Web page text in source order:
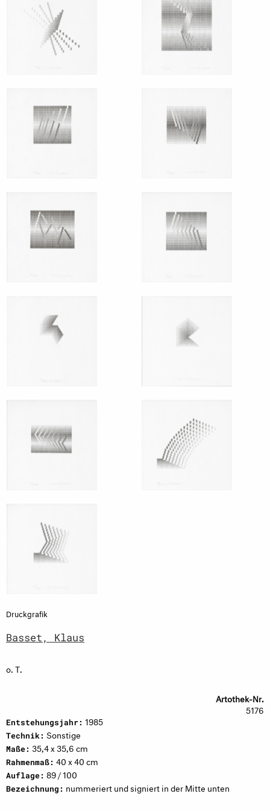
Druckgrafik
Basset, Klaus
o. T.
Artothek-Nr.
5176
Entstehungsjahr: 1985
Technik: Sonstige
Maße: 35,4 x 35,6 cm
Rahmenmaß: 40 x 40 cm
Auflage: 89 / 100
Bezeichnung: nummeriert und signiert in der Mitte unten